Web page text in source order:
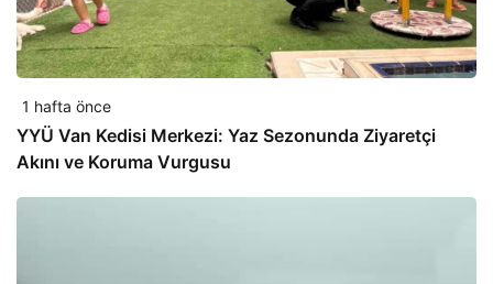
1 hafta önce
YYÜ Van Kedisi Merkezi: Yaz Sezonunda Ziyaretçi
Akını ve Koruma Vurgusu